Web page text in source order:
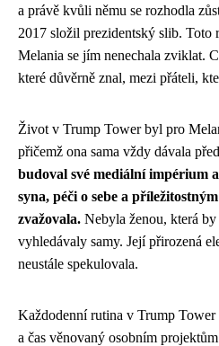
a právě kvůli němu se rozhodla
2017 složil prezidentský slib.
Melania se jím nenechala zviklat.
které důvěrně znal, mezi přáteli,
Život v Trump Tower byl pro
přičemž ona sama vždy dávala
budoval své mediální impérium
syna, péči o sebe a
zvažovala. Nebyla ženou, která
vyhledávaly samy. Její přirozená
neustále spekulovala.
Každodenní rutina v Trump
a čas věnovaný osobním